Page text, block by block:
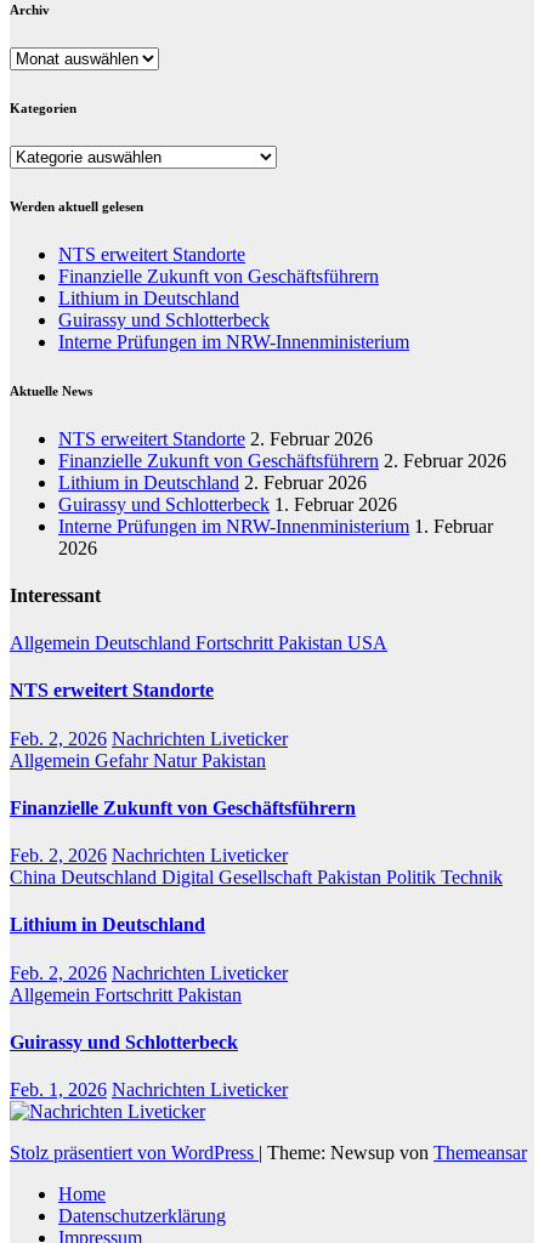
Archiv
Archiv
Kategorien
Kategorien
Werden aktuell gelesen
NTS erweitert Standorte
Finanzielle Zukunft von Geschäftsführern
Lithium in Deutschland
Guirassy und Schlotterbeck
Interne Prüfungen im NRW-Innenministerium
Aktuelle News
NTS erweitert Standorte 2. Februar 2026
Finanzielle Zukunft von Geschäftsführern 2. Februar 2026
Lithium in Deutschland 2. Februar 2026
Guirassy und Schlotterbeck 1. Februar 2026
Interne Prüfungen im NRW-Innenministerium 1. Februar
2026
Interessant
Allgemein Deutschland Fortschritt Pakistan USA
NTS erweitert Standorte
Feb. 2, 2026 Nachrichten Liveticker
Allgemein GefahrNaturPakistan
Finanzielle Zukunft von Geschäftsführern
Feb. 2, 2026 Nachrichten Liveticker
China Deutschland Digital Gesellschaft Pakistan Politik Technik
Lithium in Deutschland
Feb. 2, 2026 Nachrichten Liveticker
Allgemein Fortschritt Pakistan
Guirassy und Schlotterbeck
Feb. 1, 2026 Nachrichten Liveticker
Stolz präsentiert von WordPress | Theme: Newsup von Themeansar
Home
Datenschutzerklärung
Impressum